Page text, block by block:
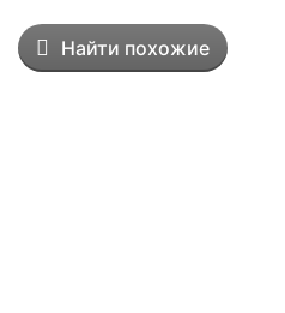
а
ч
Найти похожие